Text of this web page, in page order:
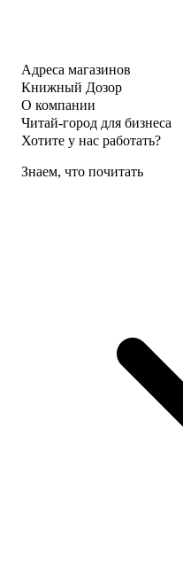
Адреса магазинов
Книжный Дозор
О компании
Читай-город для бизнеса
Хотите у нас работать?
Знаем, что почитать